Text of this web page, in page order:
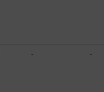
- -